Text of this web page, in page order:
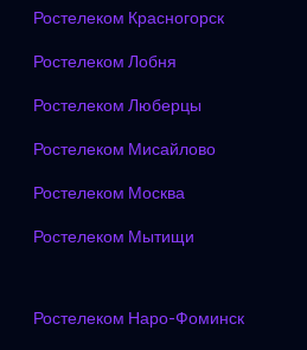
Ростелеком Красногорск
Ростелеком Лобня
Ростелеком Люберцы
Ростелеком Мисайлово
Ростелеком Москва
Ростелеком Мытищи
Ростелеком Наро-Фоминск